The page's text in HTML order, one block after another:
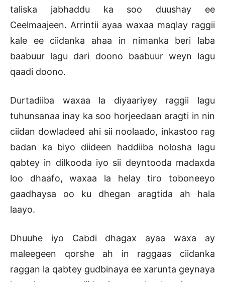
taliska jabhaddu ka soo duushay ee
Ceelmaajeen. Arrintii ayaa waxaa maqlay raggii
kale ee ciidanka ahaa in nimanka beri laba
baabuur lagu dari doono baabuur weyn lagu
qaadi doono.
Durtadiiba waxaa la diyaariyey raggii lagu
tuhunsanaa inay ka soo horjeedaan aragti in nin
ciidan dowladeed ahi sii noolaado, inkastoo rag
badan ka biyo diideen haddiiba nolosha lagu
qabtey in dilkooda iyo sii deyntooda madaxda
loo dhaafo, waxaa la helay tiro toboneeyo
gaadhaysa oo ku dhegan aragtida ah hala
laayo.
Dhuuhe iyo Cabdi dhagax ayaa waxa ay
maleegeen qorshe ah in raggaas ciidanka
raggan la qabtey gudbinaya ee xarunta geynaya